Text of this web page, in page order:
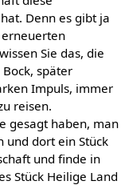
Denn es gibt ja
Sie das, die
später
Impuls, immer
reisen.
gesagt haben, man
und dort ein Stück
und finde in
Stück Heilige Land